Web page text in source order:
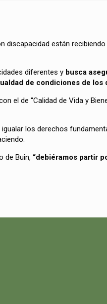
están
diferentes y busca
de condiciones de los
el de “Calidad de Vida y
los derechos
de Buin, “debiéramos partir